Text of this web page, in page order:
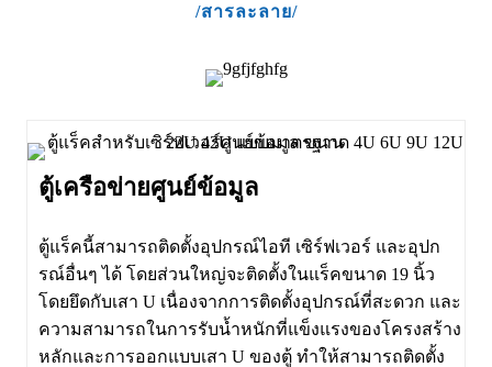
/สารละลาย/
ตู้เครือข่ายศูนย์ข้อมูล
ตู้แร็คนี้สามารถติดตั้งอุปกรณ์ไอที เซิร์ฟเวอร์ และอุปก
รณ์อื่นๆ ได้ โดยส่วนใหญ่จะติดตั้งในแร็คขนาด 19 นิ้ว
โดยยึดกับเสา U เนื่องจากการติดตั้งอุปกรณ์ที่สะดวก และ
ความสามารถในการรับน้ำหนักที่แข็งแรงของโครงสร้าง
หลักและการออกแบบเสา U ของตู้ ทำให้สามารถติดตั้ง